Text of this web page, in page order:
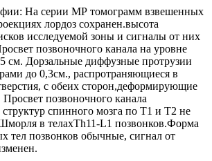
На серии МР томограмм взвешенных
лордоз сохранен.высота
исследуемой зоны и сигналы от них
позвоночного канала на уровне
см. Дорзальные диффузные протрузии
до 0,3см., распротраняющиеся в
с обеих сторон,деформирующие
позвоночного канала
спинного мозга по Т1 и Т2 не
в телахТh11-L1 позвонков.Форма
тел позвонков обычные, сигнал от